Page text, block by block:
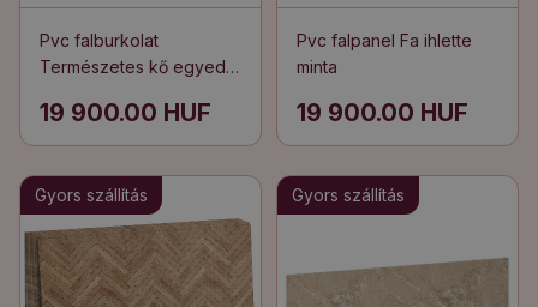
Pvc falburkolat
Természetes kő egyedi
19 900.00 HUF
Pvc falpanel Fa ihlette
minta
19 900.00 HUF
Gyors szállítás Gyors szállítás